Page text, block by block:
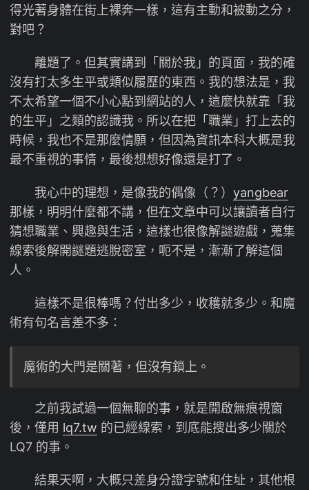
得光著身體在街上裸奔一樣，這有主動和被動之分，
對吧？
離題了。但其實講到「關於我」的頁面，我的確
沒有打太多生平或類似履歷的東西。我的想法是，我
不太希望一個不小心點到網站的人，這麼快就靠「我
的生平」之類的認識我。所以在把「職業」打上去的
時候，我也不是那麼情願，但因為資訊本科大概是我
最不重視的事情，最後想想好像還是打了。
我心中的理想，是像我的偶像（？） yangbear
那樣，明明什麼都不講，但在文章中可以讓讀者自行
猜想職業、興趣與生活，這樣也很像解謎遊戲，蒐集
線索後解開謎題逃脫密室，呃不是，漸漸了解這個
人。
這樣不是很棒嗎？付出多少，收穫就多少。和魔
術有句名言差不多：
魔術的大門是關著，但沒有鎖上。
之前我試過一個無聊的事，就是開啟無痕視窗
後，僅用 lq7.tw 的已經線索，到底能搜出多少關於
LQ7 的事。
結果天啊，大概只差身分證字號和住址，其他根